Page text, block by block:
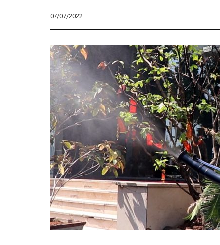
07/07/2022